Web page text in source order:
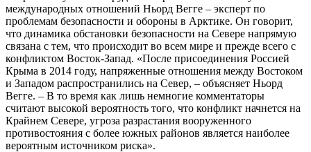
международных отношений Ньорд Вегге – эксперт по
проблемам безопасности и обороны в Арктике. Он говорит,
что динамика обстановки безопасности на Севере напрямую
связана с тем, что происходит во всем мире и прежде всего с
конфликтом Восток-Запад. «После присоединения Россией
Крыма в 2014 году, напряженные отношения между Востоком
и Западом распространились на Север, – объясняет Ньорд
Вегге. – В то время как лишь немногие комментаторы
считают высокой вероятность того, что конфликт начнется на
Крайнем Севере, угроза разрастания вооруженного
противостояния с более южных районов является наиболее
вероятным источником риска».